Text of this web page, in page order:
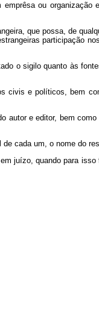
ou organização
que possa, de
participação
o sigilo quanto às
e políticos, bem
e editor, bem
cada um, o nome do
juízo, quando para isso